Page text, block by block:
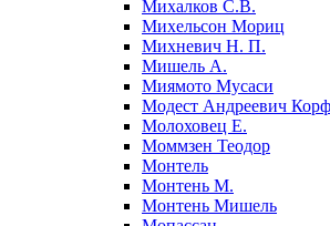
Михалков С.В.
Михельсон Мориц
Михневич Н. П.
Мишель А.
Миямото Мусаси
Модест Андреевич Корф
Молоховец Е.
Моммзен Теодор
Монтель
Монтень М.
Монтень Мишель